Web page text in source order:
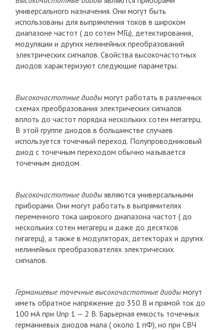
универсального назначения. Они могут быть
использованы для выпрямления токов в широком
диапазоне частот ( до сотен МГц), детектирования,
модуляции и других нелинейных преобразований
электрических сигналов. Свойства высокочастотных
диодов характеризуют следующие параметры.
Высокочастотные диодымогут работать в различных
схемах преобразования электрических сигналов
вплоть до частот порядка нескольких сотен мегагерц.
В этой группе диодов в большинстве случаев
используется точечный переход. Полупроводниковый
диод с точечным переходом обычно называется
точечным диодом.
Высокочастотные диодыявляются универсальными
приборами. Они могут работать в выпрямителях
переменного тока широкого диапазона частот ( до
нескольких сотен мегагерц и даже до десятков
гигагерц), а также в модуляторах, детекторах и других
нелинейных преобразователях электрических
сигналов.
Германиевые точечные высокочастотные диодымогут
иметь обратное напряжение до 350 В и прямой ток до
100 мА при Unp 1 — 2 В. Барьерная емкость точечных
германиевых диодов мала ( около 1 пФ), но при СВЧ